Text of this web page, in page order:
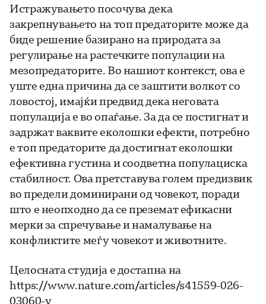
Истражувањето посочува дека
закрепнувањето на топ предаторите може да
биде решение базирано на природата за
регулирање на растечките популации на
мезопредаторите. Во нашиот контекст, ова е
уште една причина да се заштити волкот со
ловостој, имајќи предвид дека неговата
популација е во опаѓање. За да се постигнат и
задржат ваквите еколошки ефекти, потребно
е топ предаторите да достигнат еколошки
ефективна густина и соодветна популациска
стабилност. Ова претставува голем предизвик
во предели доминирани од човекот, поради
што е неопходно да се преземат ефикасни
мерки за спречување и намалување на
конфликтите меѓу човекот и животните.
Целосната студија е достапна на
https://www.nature.com/articles/s41559-026-
03060-y